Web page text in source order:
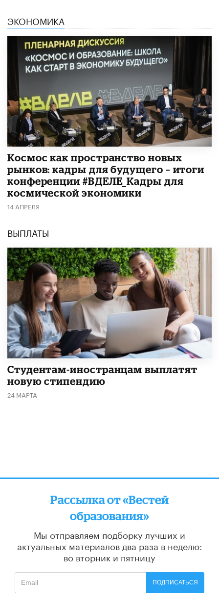
ЭКОНОМИКА
Космос как пространство новых
рынков: кадры для будущего – итоги
конференции #ВДЕЛЕ_Кадры для
космической экономики
14 АПРЕЛЯ
ВЫПЛАТЫ
Студентам-иностранцам выплатят
новую стипендию
24 МАРТА
Рассылка от «Вестей
образования»
Мы отправляем подборку лучших и
актуальных материалов два раза в неделю:
во вторник и пятницу
ПОДПИСАТЬСЯ